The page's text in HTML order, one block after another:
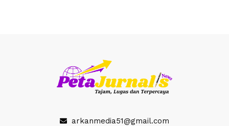
arkanmedia51@gmail.com